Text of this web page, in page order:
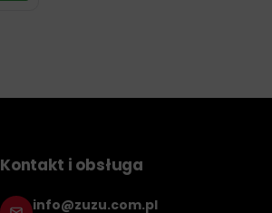
Kontakt i obsługa
info@zuzu.com.pl